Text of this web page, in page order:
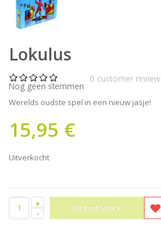
Lokulus
Nog geen stemmen
0 customer review
Werelds oudste spel in een nieuw jasje!
15,95 €
Uitverkocht
-
+